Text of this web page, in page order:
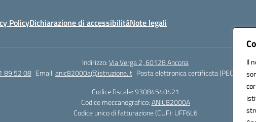
Il
PolicyDichiarazione di accessibilitàNote legali
Indirizzo:Via Verga 2, 60128 Ancona
89 52 08 Email:anic82000a@istruzione.it Posta elettronica certificata (PEC):
Codice fiscale: 93084540421
Codice meccanografico:ANIC82000A
Codice unico di fatturazione (CUF): UFF6L6